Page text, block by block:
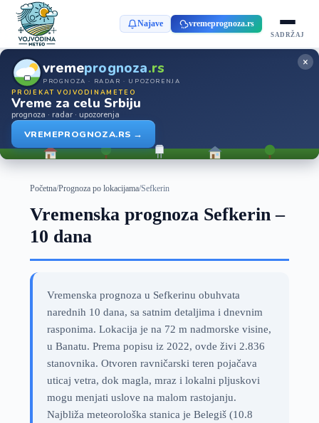
Najave vremeprognoza.rs
SADRŽAJ
vremeprognoza.rs
PROGNOZA · RADAR · UPOZORENJA
PROJEKAT VOJVODINAMETEO
Vreme za celu Srbiju
prognoza · radar · upozorenja
VREMEPROGNOZA.RS →
×
Početna/Prognoza po lokacijama/Sefkerin
Vremenska prognoza Sefkerin –
10 dana
Vremenska prognoza u Sefkerinu obuhvata
narednih 10 dana, sa satnim detaljima i dnevnim
rasponima. Lokacija je na 72 m nadmorske visine,
u Banatu. Prema popisu iz 2022, ovde živi 2.836
stanovnika. Otvoren ravničarski teren pojačava
uticaj vetra, dok magla, mraz i lokalni pljuskovi
mogu menjati uslove na malom rastojanju.
Najbliža meteorološka stanica je Belegiš (10.8